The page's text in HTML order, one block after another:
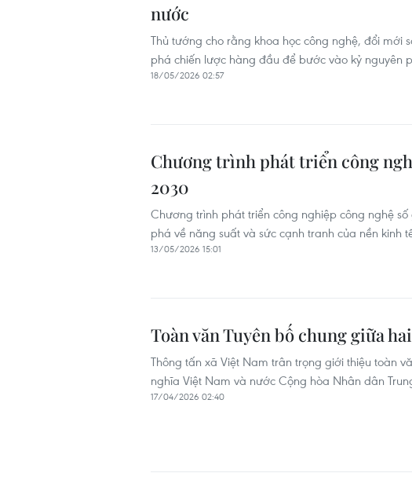
nước
Thủ tướng cho rằng khoa học công nghệ, đổi mới
phá chiến lược hàng đầu để bước vào kỷ nguyên
18/05/2026 02:57
Chương trình phát triển công
2030
Chương trình phát triển công nghiệp công nghệ
phá về năng suất và sức cạnh tranh của nền kinh
13/05/2026 15:01
Toàn văn Tuyên bố chung giữa
Thông tấn xã Việt Nam trân trọng giới thiệu toàn
nghĩa Việt Nam và nước Cộng hòa Nhân dân
17/04/2026 02:40